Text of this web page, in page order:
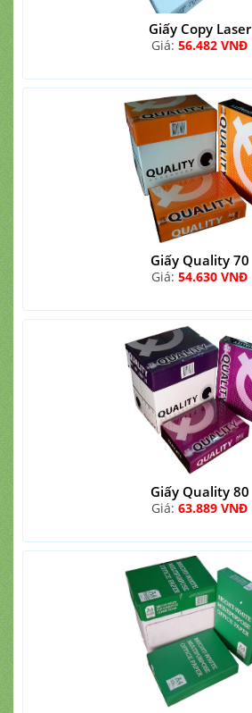
Giấy Copy Laser
Giá: 56.482 VNĐ
Giấy Quality 70
Giá: 54.630 VNĐ
Giấy Quality 80
Giá: 63.889 VNĐ